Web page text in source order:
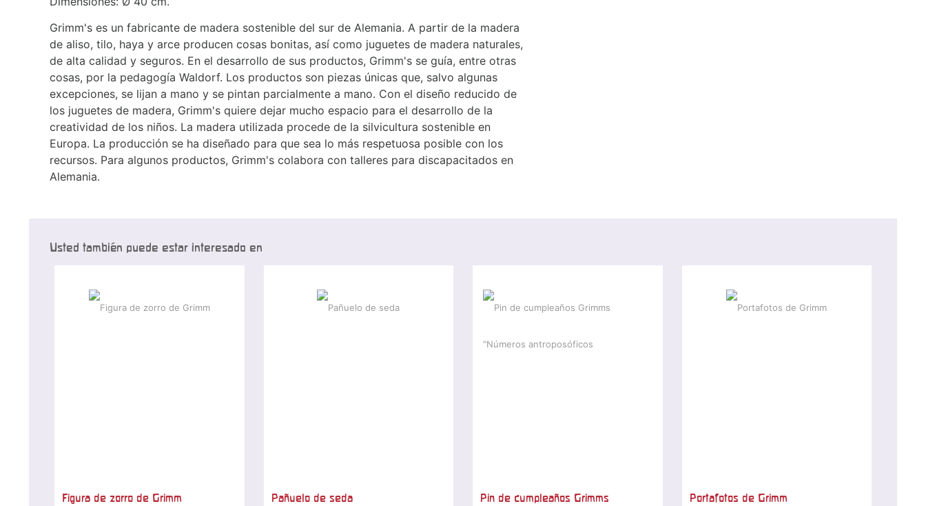
Grimm's es un fabricante de madera sostenible del sur de Alemania. A partir de la madera
de aliso, tilo, haya y arce producen cosas bonitas, así como juguetes de madera naturales,
de alta calidad y seguros. En el desarrollo de sus productos, Grimm's se guía, entre otras
cosas, por la pedagogía Waldorf. Los productos son piezas únicas que, salvo algunas
excepciones, se lijan a mano y se pintan parcialmente a mano. Con el diseño reducido de
los juguetes de madera, Grimm's quiere dejar mucho espacio para el desarrollo de la
creatividad de los niños. La madera utilizada procede de la silvicultura sostenible en
Europa. La producción se ha diseñado para que sea lo más respetuosa posible con los
recursos. Para algunos productos, Grimm's colabora con talleres para discapacitados en
Alemania.
Usted también puede estar interesado en
Figura de zorro de Grimm Pañuelo de seda
Pin de cumpleaños Grimms
Portafotos de Grimm